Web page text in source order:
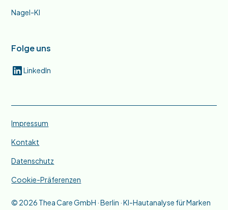
Nagel-KI
Folge uns
LinkedIn
© 2026 Thea Care GmbH · Berlin · KI-Hautanalyse für Marken
Impressum
Kontakt
Datenschutz
Cookie-Präferenzen